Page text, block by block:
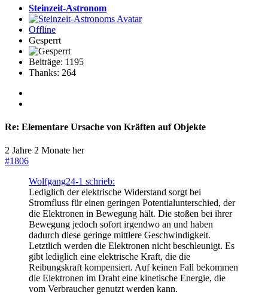
Steinzeit-Astronom
Offline
Gesperrt
Beiträge: 1195
Thanks: 264
Re: Elementare Ursache von Kräften auf Objekte
2 Jahre 2 Monate her
#1806
Wolfgang24-1 schrieb:
Lediglich der elektrische Widerstand sorgt bei
Stromfluss für einen geringen Potentialunterschied, der
die Elektronen in Bewegung hält. Die stoßen bei ihrer
Bewegung jedoch sofort irgendwo an und haben
dadurch diese geringe mittlere Geschwindigkeit.
Letztlich werden die Elektronen nicht beschleunigt. Es
gibt lediglich eine elektrische Kraft, die die
Reibungskraft kompensiert. Auf keinen Fall bekommen
die Elektronen im Draht eine kinetische Energie, die
vom Verbraucher genutzt werden kann.